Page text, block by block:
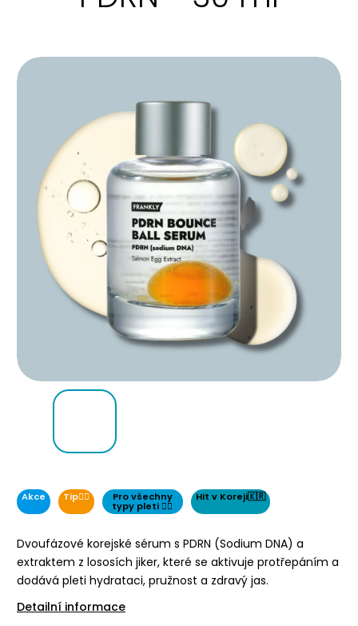
Akce Tip👌🏻 Pro všechny
typy pleti 👌🏻
Hit v Koreji🇰🇷
Dvoufázové korejské sérum s PDRN (Sodium DNA) a
extraktem z lososích jiker, které se aktivuje protřepáním a
dodává pleti hydrataci, pružnost a zdravý jas.
Detailní informace